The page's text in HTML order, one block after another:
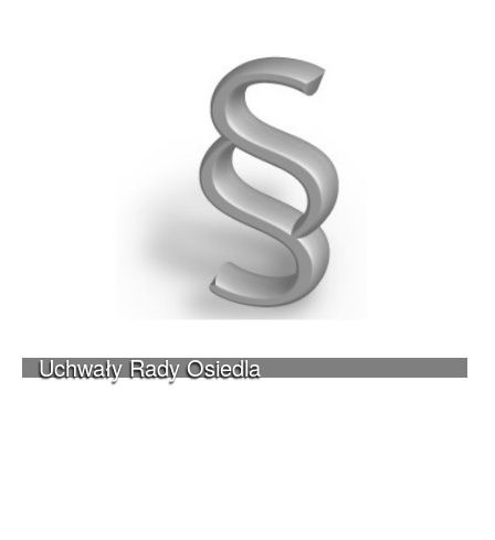
Uchwały Rady Osiedla